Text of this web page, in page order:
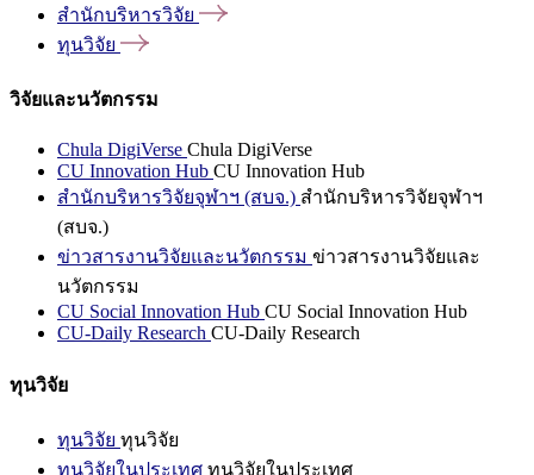
สำนักบริหารวิจัย
ทุนวิจัย
วิจัยและนวัตกรรม
Chula DigiVerse Chula DigiVerse
CU Innovation Hub CU Innovation Hub
สำนักบริหารวิจัยจุฬาฯ (สบจ.) สำนักบริหารวิจัยจุฬาฯ
(สบจ.)
ข่าวสารงานวิจัยและนวัตกรรม ข่าวสารงานวิจัยและ
นวัตกรรม
CU Social Innovation Hub CU Social Innovation Hub
CU-Daily Research CU-Daily Research
ทุนวิจัย
ทุนวิจัย ทุนวิจัย
ทุนวิจัยในประเทศ ทุนวิจัยในประเทศ